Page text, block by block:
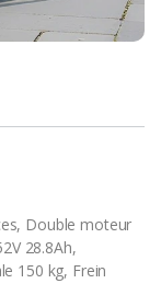
Double moteur
28.8Ah,
150 kg, Frein